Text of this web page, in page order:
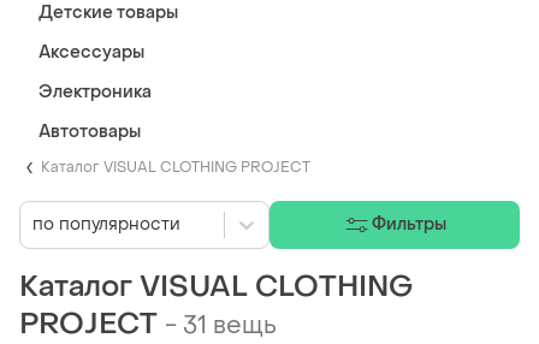
Каталог VISUAL CLOTHING PROJECT
Каталог VISUAL CLOTHING
PROJECT - 31 вещь
по популярности Фильтры
Детские товары
Аксессуары
Электроника
Автотовары